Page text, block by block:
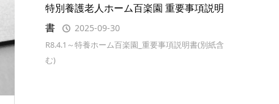
特別養護老人ホーム百楽園 重要事項説明
書
2025-09-30
R8.4.1～特養ホーム百楽園_重要事項説明書(別紙含
む)